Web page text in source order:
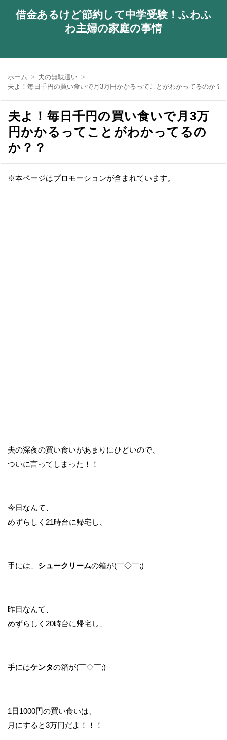
借金あるけど節約して中学受験！ふわふ
わ主婦の家庭の事情
ホーム
夫の無駄遣い
夫よ！毎日千円の買い食いで月3万円かかるってことがわかってるのか？
夫よ！毎日千円の買い食いで月3万
円かかるってことがわかってるの
か？？
※本ページはプロモーションが含まれています。
夫の深夜の買い食いがあまりにひどいので、
ついに言ってしまった！！
今日なんて、
めずらしく21時台に帰宅し、
手には、 シュークリームの箱が(￣◇￣;)
昨日なんて、
めずらしく20時台に帰宅し、
手にはケンタの箱が(￣◇￣;)
1日1000円の買い食いは、
月にすると3万円だよ！！！